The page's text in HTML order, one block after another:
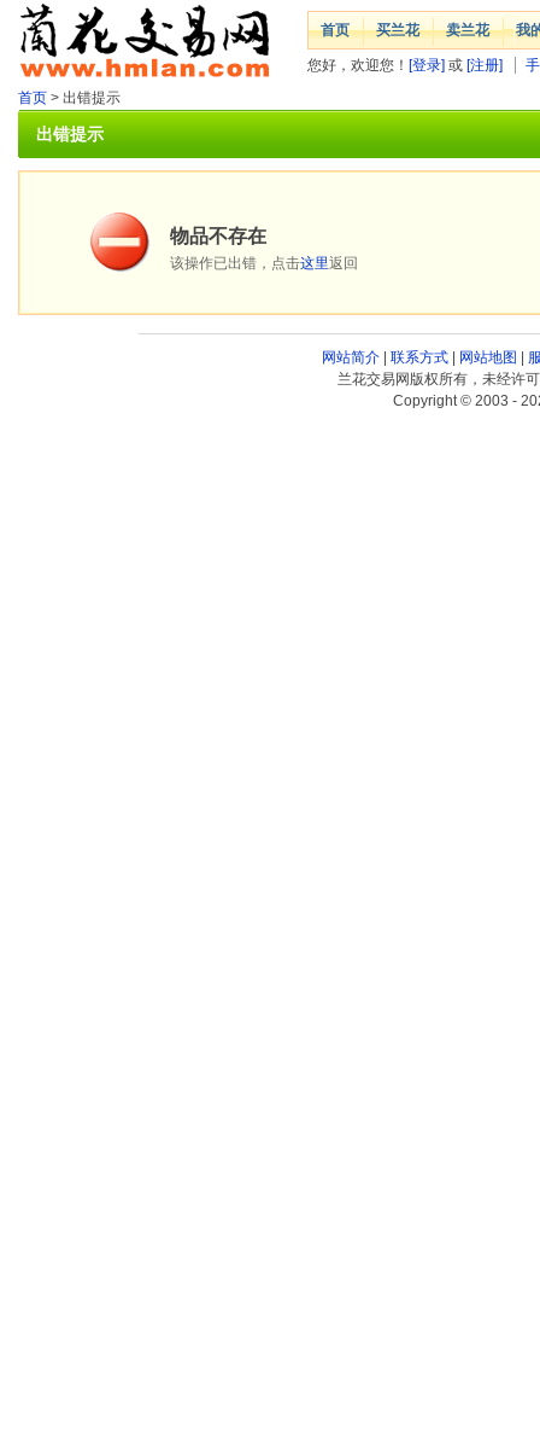
首页 买兰花 卖兰花 我
您好，欢迎您！ [登录] 或 [注册]
首页 > 出错提示
出错提示
物品不存在
该操作已出错，点击这里返回
网站简介| 联系方式| 网站地图
兰花交易网版权所有，未经许
Copyright © 2003 -